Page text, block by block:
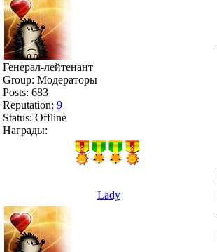
Генерал-лейтенант
Group: Модераторы
Posts: 683
Reputation: 9
Status: Offline
Награды:
Lady